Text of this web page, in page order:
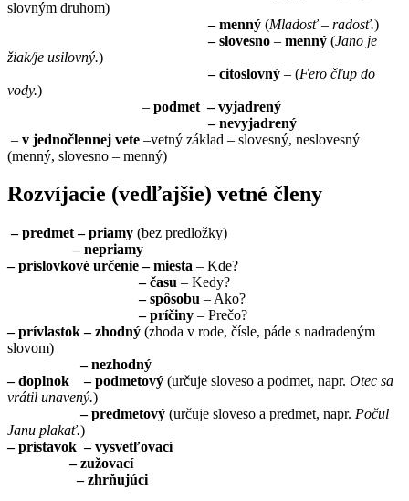
slovným druhom)
– menný (Mladosť – radosť.)
– slovesno – menný (Jano je
žiak/je usilovný.)
– citoslovný – (Fero čľup do
vody.)
– podmet – vyjadrený
– nevyjadrený
– v jednočlennej vete –vetný základ – slovesný, neslovesný
(menný, slovesno – menný)
Rozvíjacie (vedľajšie) vetné členy
– predmet – priamy (bez predložky)
– nepriamy
– príslovkové určenie – miesta – Kde?
– času – Kedy?
– spôsobu – Ako?
– príčiny – Prečo?
– prívlastok – zhodný (zhoda v rode, čísle, páde s nadradeným
slovom)
– nezhodný
– doplnok – podmetový (určuje sloveso a podmet, napr. Otec sa
vrátil unavený.)
– predmetový (určuje sloveso a predmet, napr. Počul
Janu plakať.)
– prístavok – vysvetľovací
– zužovací
– zhrňujúci